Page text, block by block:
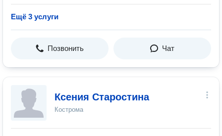
Ещё 3 услуги
Позвонить Чат
Ксения Старостина
Кострома